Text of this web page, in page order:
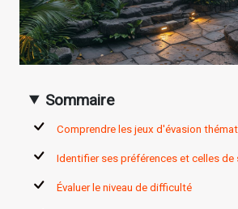
Sommaire
Comprendre les jeux d'évasion
Identifier ses préférences et celles de
Évaluer le niveau de difficulté